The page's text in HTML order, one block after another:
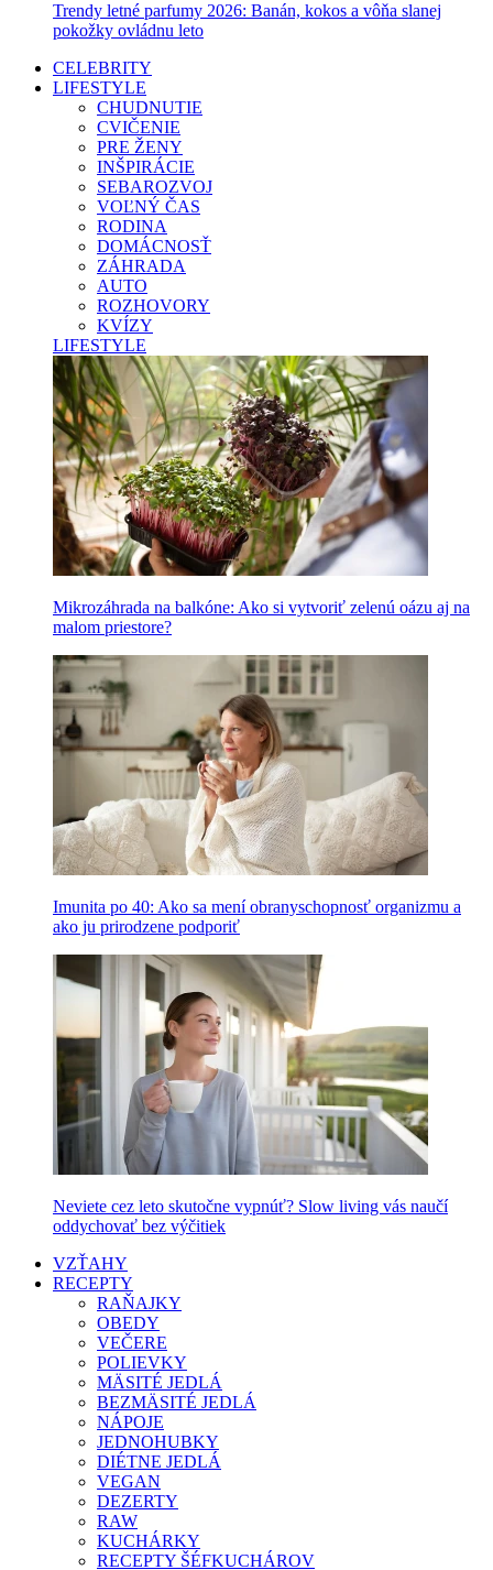
Trendy letné parfumy 2026: Banán, kokos a vôňa slanej
pokožky ovládnu leto
CELEBRITY
LIFESTYLE
CHUDNUTIE
CVIČENIE
PRE ŽENY
INŠPIRÁCIE
SEBAROZVOJ
VOĽNÝ ČAS
RODINA
DOMÁCNOSŤ
ZÁHRADA
AUTO
ROZHOVORY
KVÍZY
LIFESTYLE
Mikrozáhrada na balkóne: Ako si vytvoriť zelenú oázu aj na
malom priestore?
Imunita po 40: Ako sa mení obranyschopnosť organizmu a
ako ju prirodzene podporiť
Neviete cez leto skutočne vypnúť? Slow living vás naučí
oddychovať bez výčitiek
VZŤAHY
RECEPTY
RAŇAJKY
OBEDY
VEČERE
POLIEVKY
MÄSITÉ JEDLÁ
BEZMÄSITÉ JEDLÁ
NÁPOJE
JEDNOHUBKY
DIÉTNE JEDLÁ
VEGAN
DEZERTY
RAW
KUCHÁRKY
RECEPTY ŠÉFKUCHÁROV